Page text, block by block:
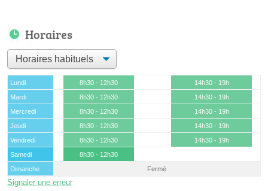
Horaires
Lundi 8h30 - 12h30
14h30 - 19h
Mardi
8h30 - 12h30
14h30 - 19h
Mercredi
8h30 - 12h30
14h30 - 19h
Jeudi
8h30 - 12h30
14h30 - 19h
Vendredi
8h30 - 12h30
14h30 - 19h
Samedi
8h30 - 12h30
Dimanche
Fermé
Signaler une erreur